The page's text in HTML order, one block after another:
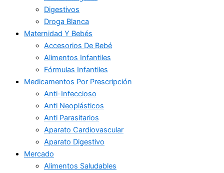
Digestivos
Droga Blanca
Maternidad Y Bebés
Accesorios De Bebé
Alimentos Infantiles
Fórmulas Infantiles
Medicamentos Por Prescripción
Anti-Infeccioso
Anti Neoplásticos
Anti Parasitarios
Aparato Cardiovascular
Aparato Digestivo
Mercado
Alimentos Saludables